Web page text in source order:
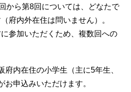
から第8回については、どなたで
府内外在住は問いません）。
参加いただくため、複数回への
府内在住の小学生（主に5年生、
お申込みいただけます。